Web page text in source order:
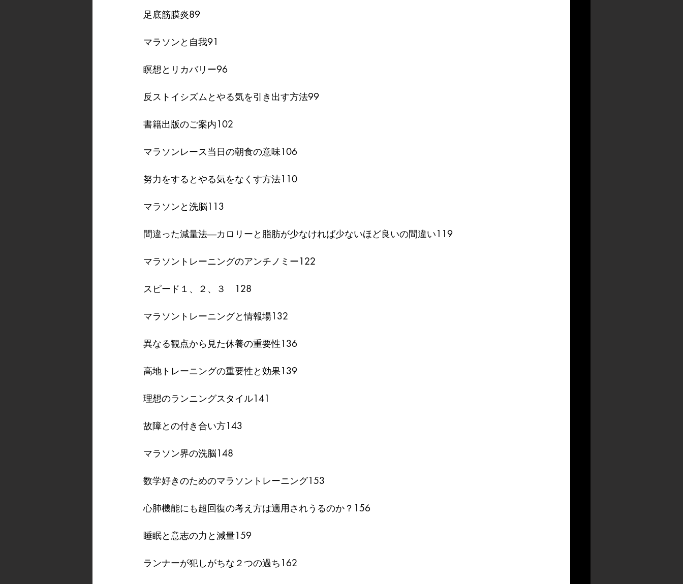
足底筋膜炎89
マラソンと自我91
瞑想とリカバリー96
反ストイシズムとやる気を引き出す方法99
書籍出版のご案内102
マラソンレース当日の朝食の意味106
努力をするとやる気をなくす方法110
マラソンと洗脳113
間違った減量法―カロリーと脂肪が少なければ少ないほど良いの間違い119
マラソントレーニングのアンチノミー122
スピード１、２、３　128
マラソントレーニングと情報場132
異なる観点から見た休養の重要性136
高地トレーニングの重要性と効果139
理想のランニングスタイル141
故障との付き合い方143
マラソン界の洗脳148
数学好きのためのマラソントレーニング153
心肺機能にも超回復の考え方は適用されうるのか？156
睡眠と意志の力と減量159
ランナーが犯しがちな２つの過ち162